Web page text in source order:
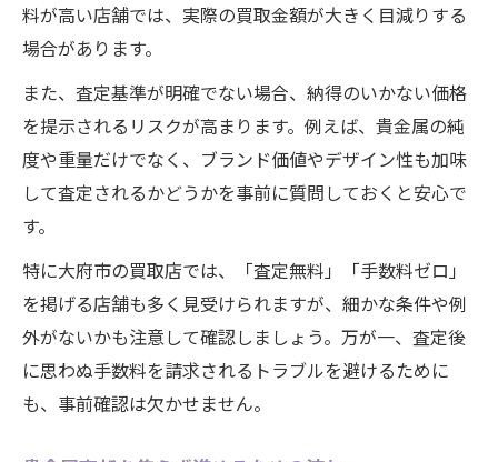
料が高い店舗では、実際の買取金額が大きく目減りする
場合があります。
また、査定基準が明確でない場合、納得のいかない価格
を提示されるリスクが高まります。例えば、貴金属の純
度や重量だけでなく、ブランド価値やデザイン性も加味
して査定されるかどうかを事前に質問しておくと安心で
す。
特に大府市の買取店では、「査定無料」「手数料ゼロ」
を掲げる店舗も多く見受けられますが、細かな条件や例
外がないかも注意して確認しましょう。万が一、査定後
に思わぬ手数料を請求されるトラブルを避けるために
も、事前確認は欠かせません。